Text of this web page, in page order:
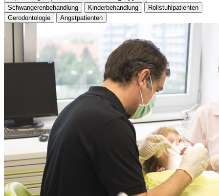
Schwangerenbehandlung
Kinderbehandlung
Rollstuhlpatienten
Gerodontologie
Angstpatienten